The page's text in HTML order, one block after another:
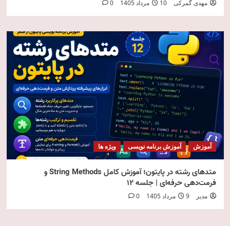
مهدی گمرکی 10 مرداد 1405 0
آموزش آموزش برنامه نویسی ویژه ها
متدهای رشته در پایتون؛ آموزش کامل String Methods و
فرمت‌دهی حرفه‌ای | جلسه ۱۲
مدیر 9 مرداد 1405 0